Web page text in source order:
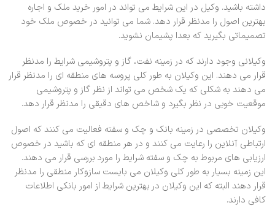
داشته باشید. وکیل در این شرایط می تواند در امور خرید ملک و اجاره
بهترین اصول را مدنظر قرار دهد. شما می توانید در خصوص ملک خود
تصمیماتی بگیرید که بعدا پشیمان نشوید.
وکیلانی وجود دارند که در زمینه نفت، گاز و پتروشیمی شرایط را مدنظر
قرار می دهند. این وکیلان به طور کلی پروسه های منطقه ای را مدنظر قرار
می دهند به شکلی که یک شخص می تواند از نظر گاز و پتروشیمی
موقعیت خوبی در نظر بگیرد و شاخص های دقیقی را مدنظر قرار دهد.
وکیلان تخصصی در زمینه بانک و چک و سفته فعالیت می کنند که اصول
ارتباطی آنلاین را رعایت می کنند و در هر منطقه ای که باشید در خصوص
ارزیابی های مربوط به چک و سفته شرایط را مورد بررسی قرار می دهند.
این زمینه بسیار به طور کلی وکیلان می بایست سازوکار منطقی را مدنظر
قرار دهند البته که این وکیلان در بهترین شرایط از امور بانکی اطلاعات
کافی دارند.